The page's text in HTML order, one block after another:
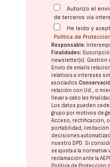
Autorizo el
de terceros vía
He leído y
Política de
Responsable:
Finalidades:
newsletter(s). Gestión
Envío de emails
relativos a intereses
asociados.
relación con Ud., o
llevar a cabo las
Los datos pueden
grupo por motivos de
Acceso, rectificación,
portabilidad, limitación
decisiones
nuestro DPD. Si
se ajusta a la
reclamación ante la